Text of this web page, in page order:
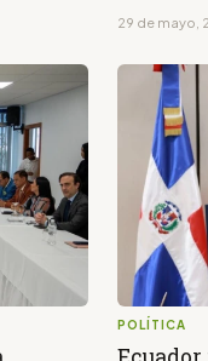
29 de mayo,
POLÍTICA